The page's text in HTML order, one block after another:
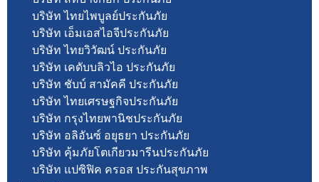
บริษัท ไทยไพบูลย์ประกันภัย
บริษัท เอ็มเอสไอจีประกันภัย
บริษัท ไทยวิวัฒน์ ประกันภัย
บริษัท เคดับบลิวไอ ประกันภัย
บริษัท ชับบ์ สามัคคี ประกันภัย
บริษัท ไทยเศรษฐกิจประกันภัย
บริษัท กรุงไทยพานิชประกันภัย
บริษัท อลิอันซ์ อยุธยา ประกันภัย
บริษัท คุ้มภัยโตเกียวมารีนประกันภัย
บริษัท แปซิฟิค ครอส ประกันสุขภาพ